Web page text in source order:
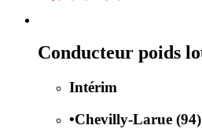
Conducteur poids
Intérim
•Chevilly-Larue (94)